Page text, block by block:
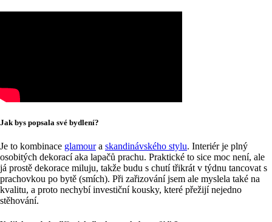
Jak bys popsala své bydlení?
Je to kombinace glamoura skandinávského stylu. Interiér je plný
osobitých dekorací aka lapačů prachu. Praktické to sice moc není, ale
já prostě dekorace miluju, takže budu s chutí třikrát v týdnu tancovat s
prachovkou po bytě (smích). Při zařizování jsem ale myslela také na
kvalitu, a proto nechybí investiční kousky, které přežijí nejedno
stěhování.